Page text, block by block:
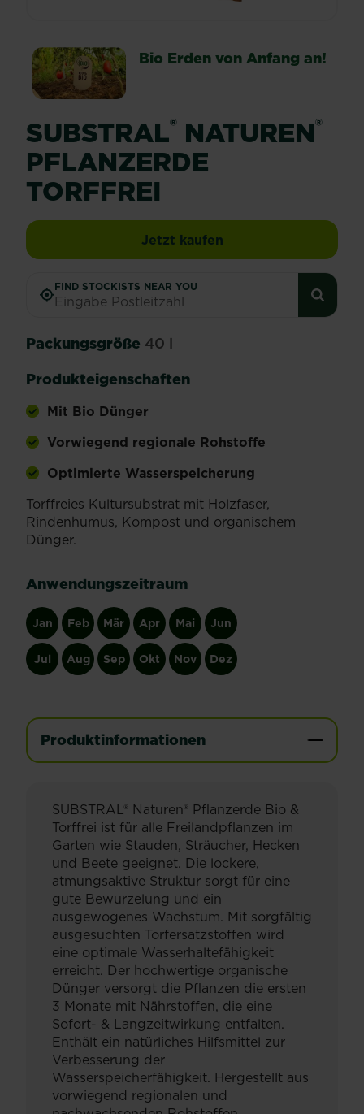
Bio Erden von Anfang an!
SUBSTRAL® NATUREN®
PFLANZERDE
TORFFREI
Jetzt kaufenSUBSTRAL®
FIND STOCKISTS NEAR YOU
Packungsgröße 40 l
Produkteigenschaften
Mit Bio Dünger
Vorwiegend regionale Rohstoffe
Optimierte Wasserspeicherung
Torffreies Kultursubstrat mit Holzfaser,
Rindenhumus, Kompost und organischem
Dünger.
Anwendungszeitraum
Jan Feb Mär Apr Mai Jun
Jul Aug Sep Okt Nov Dez
Produktinformationen
SUBSTRAL® Naturen® Pflanzerde Bio &
Torffrei ist für alle Freilandpflanzen im
Garten wie Stauden, Sträucher, Hecken
und Beete geeignet. Die lockere,
atmungsaktive Struktur sorgt für eine
gute Bewurzelung und ein
ausgewogenes Wachstum. Mit sorgfältig
ausgesuchten Torfersatzstoffen wird
eine optimale Wasserhaltefähigkeit
erreicht. Der hochwertige organische
Dünger versorgt die Pflanzen die ersten
3 Monate mit Nährstoffen, die eine
Sofort- & Langzeitwirkung entfalten.
Enthält ein natürliches Hilfsmittel zur
Verbesserung der
Wasserspeicherfähigkeit. Hergestellt aus
vorwiegend regionalen und